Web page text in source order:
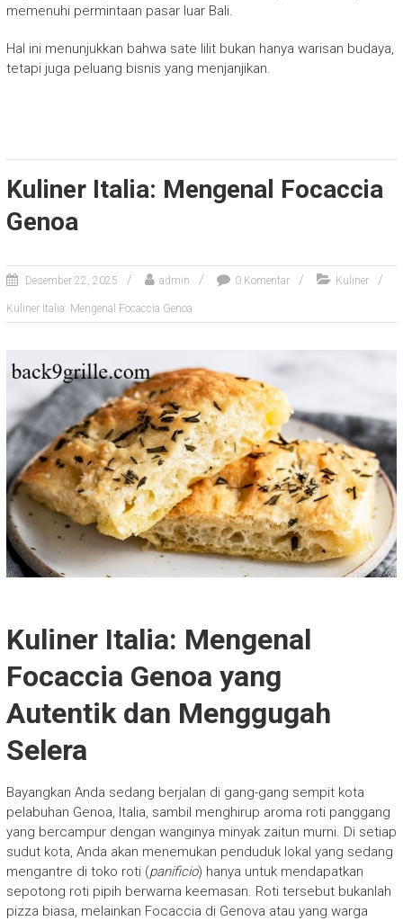
memenuhi permintaan pasar luar Bali.
Hal ini menunjukkan bahwa sate lilit bukan hanya warisan budaya,
tetapi juga peluang bisnis yang menjanjikan.
Kuliner Italia: Mengenal Focaccia
Genoa
Desember 22, 2025 admin 0 Komentar Kuliner
Kuliner Italia: Mengenal Focaccia Genoa
Kuliner Italia: Mengenal
Focaccia Genoa yang
Autentik dan Menggugah
Selera
Bayangkan Anda sedang berjalan di gang-gang sempit kota
pelabuhan Genoa, Italia, sambil menghirup aroma roti panggang
yang bercampur dengan wanginya minyak zaitun murni. Di setiap
sudut kota, Anda akan menemukan penduduk lokal yang sedang
mengantre di toko roti (panificio) hanya untuk mendapatkan
sepotong roti pipih berwarna keemasan. Roti tersebut bukanlah
pizza biasa, melainkan Focaccia di Genova atau yang warga